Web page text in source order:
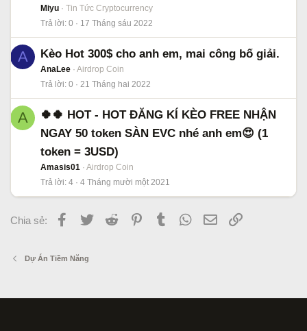
Miyu
Tin Tức Cryptocurrency
Trả lời 0 17 Tháng sáu 2022
A Kèo Hot 300$ cho anh em, mai công bố giải.
AnaLee
Airdrop Coin
Trả lời 0 21 Tháng hai 2022
A
🍀🍀 HOT - HOT ĐĂNG KÍ KÈO FREE NHẬN
NGAY 50 token SÀN EVC nhé anh em😍 (1
token = 3USD)
Amasis01
Airdrop Coin
Trả lời 4 4 Tháng mười một 2021
Chia sẻ: Facebook
Twitter Reddit PinterestTumblr WhatsApp
Email
Dự Án Tiềm Năng